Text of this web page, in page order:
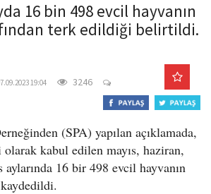
16 bin 498 evcil hayvanın
terk edildiği belirtildi.
19:04 3246
(SPA) yapılan açıklamada,
kabul edilen mayıs, haziran,
aylarında 16 bir 498 evcil hayvanın
kaydedildi.